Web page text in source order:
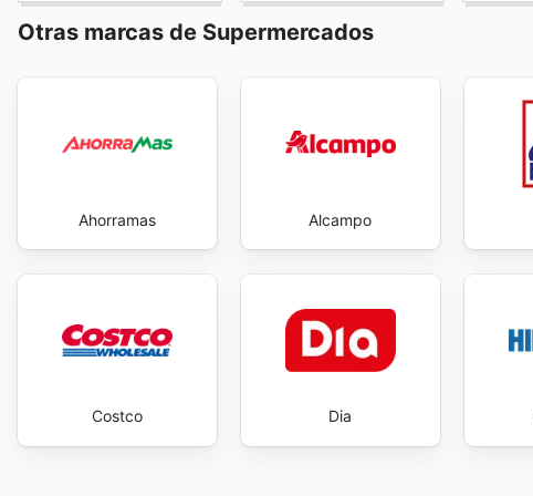
Otras marcas de Supermercados
Ahorramas Alcampo
Costco Dia